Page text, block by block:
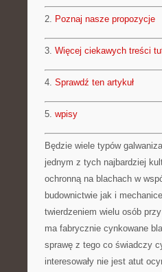
2. Poznaj nasze propozycje
3. Więcej ciekawych treści
4. Sprawdź ten artykuł
5. wpisy
Będzie wiele typów
jednym z tych najbardziej
ochronną na blachach w
budownictwie jak i
twierdzeniem wielu osób
ma fabrycznie cynkowane
sprawę z tego co świadczy
interesowały nie jest atut